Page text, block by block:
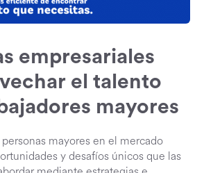
empresariales
el talento
mayores
mayores en el mercado
y desafíos únicos que las